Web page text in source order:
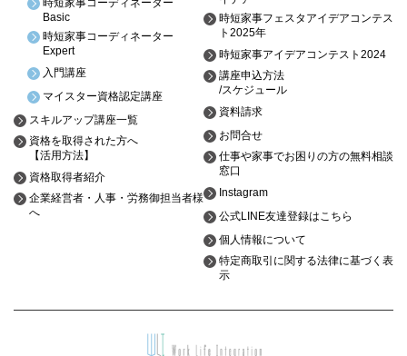
時短家事コーディネーター
Basic
時短家事コーディネーター
Expert
入門講座
マイスター資格認定講座
スキルアップ講座一覧
資格を取得された方へ
【活用方法】
資格取得者紹介
企業経営者・人事・労務御担当者様
へ
時短家事フェスタアイデアコンテス
ト2025年
時短家事アイデアコンテスト2024
講座申込方法
/スケジュール
資料請求
お問合せ
仕事や家事でお困りの方の無料相談
窓口
Instagram
公式LINE友達登録はこちら
個人情報について
特定商取引に関する法律に基づく表
示